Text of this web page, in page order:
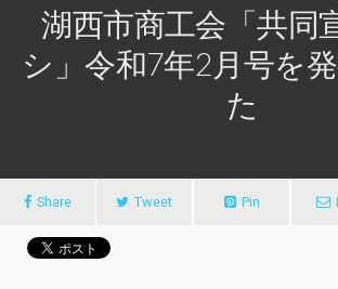
湖西市商工会「共同
シ」令和7年2月号を
た
Share Tweet Pin